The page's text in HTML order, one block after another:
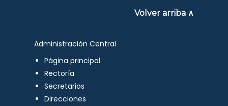
Volver arriba ∧
Administración Central
Página principal
Rectoría
Secretarios
Direcciones